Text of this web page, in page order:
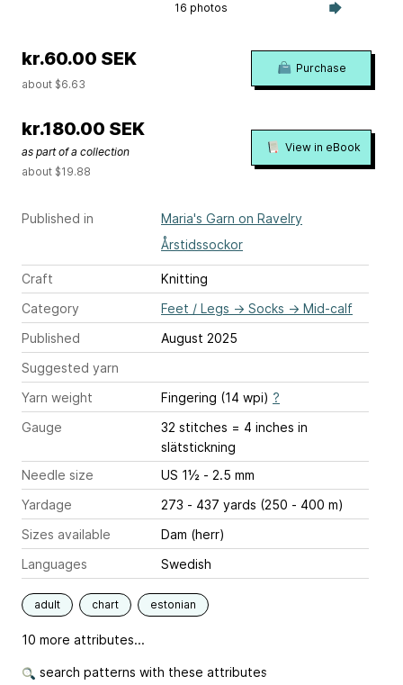
16 photos
Published in
Maria's Garn on Ravelry
Årstidssockor
Craft
Knitting
Category
Feet / Legs → Socks → Mid-calf
Published
August 2025
Suggested yarn
Yarn weight
Fingering (14 wpi) ?
Gauge
32 stitches = 4 inches in
slätstickning
Needle size
US 1½ - 2.5 mm
Yardage
273 - 437 yards (250 - 400 m)
Sizes available
Dam (herr)
Languages
Swedish
adult chart estonian
10 more attributes...
search patterns with these attributes
kr.60.00 SEK
about $6.63
Purchase
kr.180.00 SEK
as part of a collection
about $19.88
View in eBook